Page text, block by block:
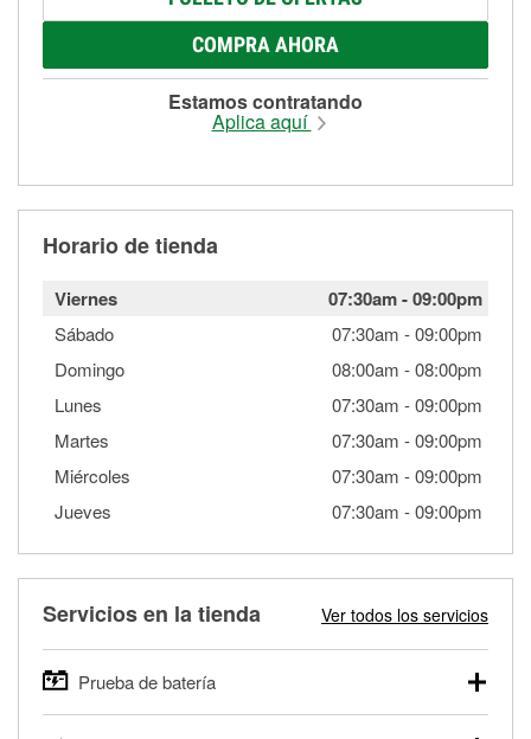
COMPRA AHORA
Estamos contratando
Aplica aquí
Horario de tienda
Viernes 07:30am-09:00pm
Sábado 07:30am -09:00pm
Domingo
08:00am -08:00pm
Lunes
07:30am -09:00pm
Martes
07:30am -09:00pm
Miércoles
07:30am -09:00pm
Jueves
07:30am -09:00pm
Servicios en la tienda Ver todos los servicios
Prueba de batería